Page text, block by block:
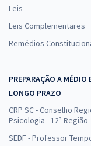
Leis
Leis Complementares
Remédios
PREPARAÇÃO A MÉDIO
LONGO PRAZO
CRP SC - Conselho
Psicologia - 12ª Região
SEDF - Professor